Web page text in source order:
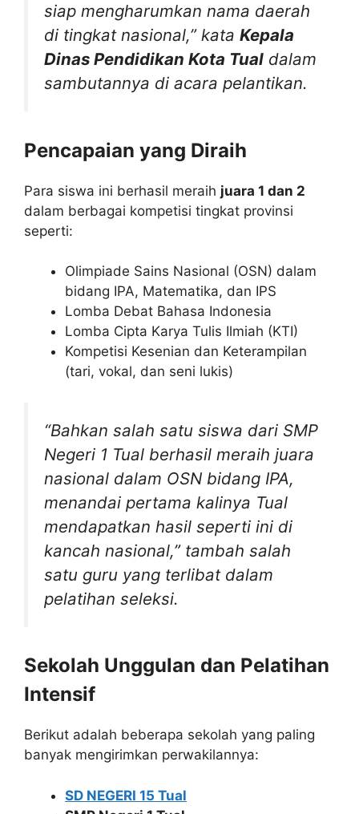
siap mengharumkan nama daerah
di tingkat nasional,” kata Kepala
Dinas Pendidikan Kota Tual dalam
sambutannya di acara pelantikan.
Pencapaian yang Diraih
Para siswa ini berhasil meraih juara 1 dan 2
dalam berbagai kompetisi tingkat provinsi
seperti:
Olimpiade Sains Nasional (OSN) dalam
bidang IPA, Matematika, dan IPS
Lomba Debat Bahasa Indonesia
Lomba Cipta Karya Tulis Ilmiah (KTI)
Kompetisi Kesenian dan Keterampilan
(tari, vokal, dan seni lukis)
“Bahkan salah satu siswa dari SMP
Negeri 1 Tual berhasil meraih juara
nasional dalam OSN bidang IPA,
menandai pertama kalinya Tual
mendapatkan hasil seperti ini di
kancah nasional,”tambah salah
satu guru yang terlibat dalam
pelatihan seleksi.
Sekolah Unggulan dan Pelatihan
Intensif
Berikut adalah beberapa sekolah yang paling
banyak mengirimkan perwakilannya:
SD NEGERI 15 Tual